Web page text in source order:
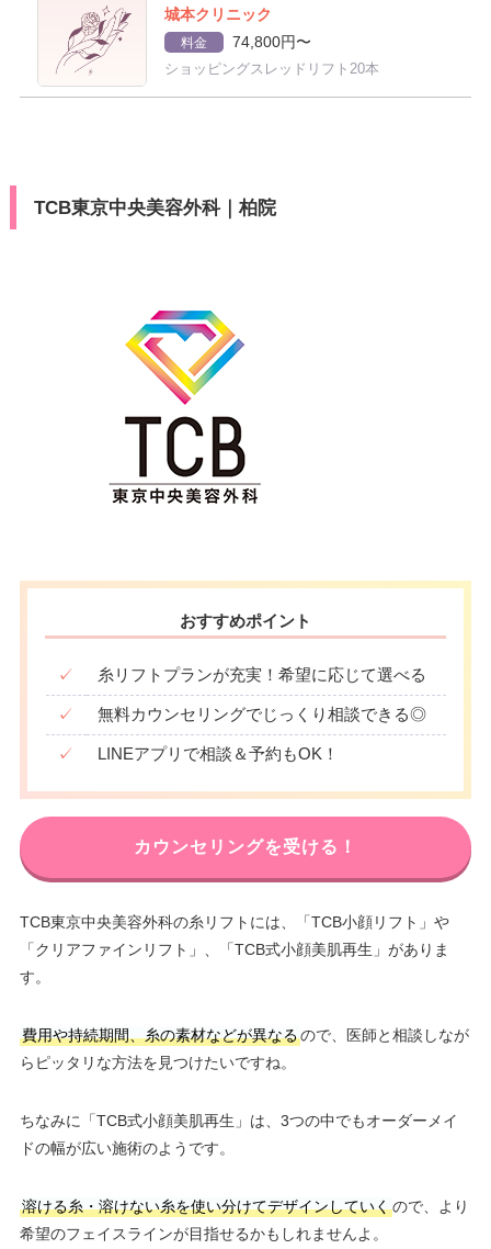
城本クリニック
料金 74,800円〜
ショッピングスレッドリフト20本
TCB東京中央美容外科｜柏院
おすすめポイント
✓ 糸リフトプランが充実！希望に応じて選べる
✓ 無料カウンセリングでじっくり相談できる◎
✓ LINEアプリで相談＆予約もOK！
カウンセリングを受ける！
TCB東京中央美容外科の糸リフトには、「TCB小顔リフト」や
「クリアファインリフト」、「TCB式小顔美肌再生」がありま
す。
費用や持続期間、糸の素材などが異なるので、医師と相談しなが
らピッタリな方法を見つけたいですね。
ちなみに「TCB式小顔美肌再生」は、3つの中でもオーダーメイ
ドの幅が広い施術のようです。
溶ける糸・溶けない糸を使い分けてデザインしていくので、より
希望のフェイスラインが目指せるかもしれませんよ。